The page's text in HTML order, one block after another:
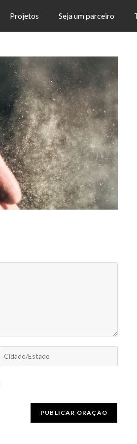
Projetos Seja um parceiro